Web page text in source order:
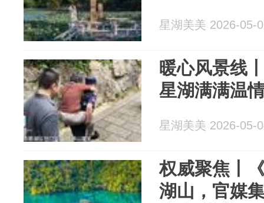
星湖美美 2026-05-
暖心风景线
星湖满满温
星湖美美 2026-05-
权威聚焦丨
湖山，官媒